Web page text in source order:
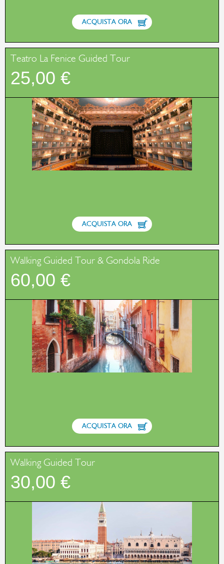
ACQUISTA ORA
Teatro La Fenice Guided Tour
25,00 €
ACQUISTA ORA
Walking Guided Tour & Gondola Ride
60,00 €
ACQUISTA ORA
Walking Guided Tour
30,00 €